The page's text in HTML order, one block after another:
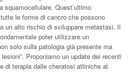
Quest’ultimo
le forme di cancro che possono
un alto rischio di sviluppare metastasi. Il
poter utilizzare un
solo sulla patologia già presente ma
Proponiamo un update dei recenti
di terapia dalle cheratosi attiniche al